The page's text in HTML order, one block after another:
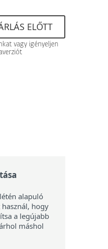
ELŐTT
vagy igényeljen
alapuló
hogy
a legújabb
máshol